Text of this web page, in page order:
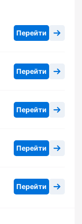
Перейти
Перейти
Перейти
Перейти
Перейти